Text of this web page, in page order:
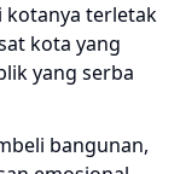
terletak
kota yang
yang serba
bangunan,